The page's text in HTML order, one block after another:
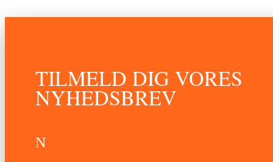
TILMELD DIG VORES
NYHEDSBREV
N